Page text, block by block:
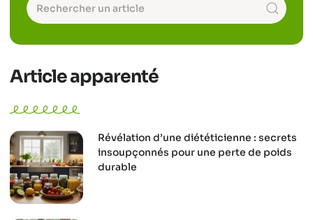
Article apparenté
Révélation d’une diététicienne : secrets
insoupçonnés pour une perte de poids
durable